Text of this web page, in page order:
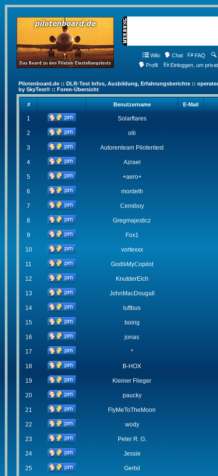
Wiki Chat FAQ
Profil
Einloggen, um
Pilotenboard.de :: DLR-Test Infos, Ausbildung, Erfahrungsberichte ::
by SkyTest® :: Foren-Übersicht
# Benutzername E-Mail
1 Solarflares
2 olli
3 Autorenteam Pilotentest
4 Azrael
5 +aero+
6 mordeth
7 Cemiboy
8 Gregmajesticz
9 Fox1
10 vortexxx
11 GodIsMyCopilot
12 KnutderElch
13 JohnMacDougall
14 luftbus
15 boing
16 jonas
17 *
18 B-HOX
19 Kleiner Flieger
20 paucky
21 FlyMeToTheMoon
22 wody
23 Peter R. G.
24 Jessie
25 Gerbil